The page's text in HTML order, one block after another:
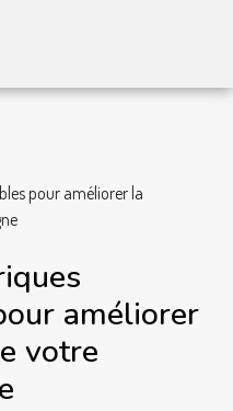
pour améliorer la
améliorer
votre